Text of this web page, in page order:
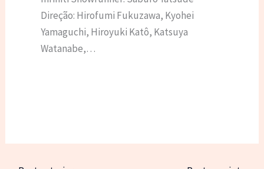
Direção: Hirofumi Fukuzawa, Kyohei
Yamaguchi, Hiroyuki Katô, Katsuya
Watanabe,…